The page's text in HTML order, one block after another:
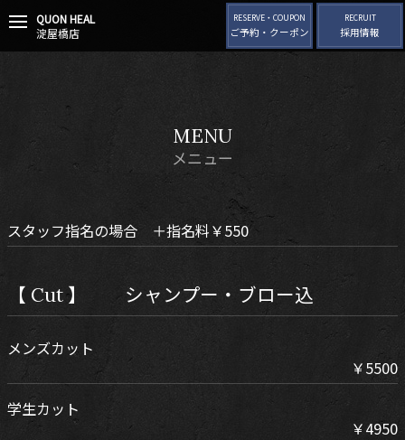
QUON HEAL
淀屋橋店
RESERVE・COUPON
ご予約・クーポン
RECRUIT
採用情報
MENU
メニュー
スタッフ指名の場合 ＋指名料￥550
【 Cut 】 シャンプー・ブロー込
メンズカット
￥5500
学生カット
￥4950
t
g
t
i